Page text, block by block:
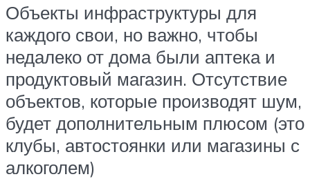
Объекты инфраструктуры для
каждого свои, но важно, чтобы
недалеко от дома были аптека и
продуктовый магазин. Отсутствие
объектов, которые производят шум,
будет дополнительным плюсом (это
клубы, автостоянки или магазины с
алкоголем)